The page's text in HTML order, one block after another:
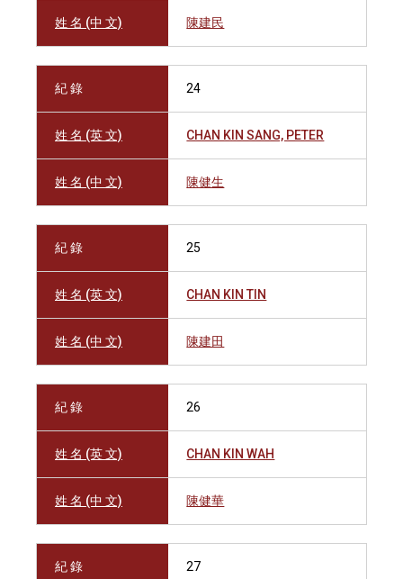
姓 名 (中 文) 陳建民
紀 錄 24
姓 名 (英 文) CHAN KIN SANG, PETER
姓 名 (中 文) 陳健生
紀 錄 25
姓 名 (英 文) CHAN KIN TIN
姓 名 (中 文) 陳建田
紀 錄 26
姓 名 (英 文) CHAN KIN WAH
姓 名 (中 文) 陳健華
紀 錄 27